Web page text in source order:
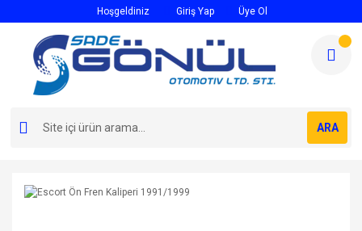
Hoşgeldiniz Giriş Yap Üye Ol
ARA